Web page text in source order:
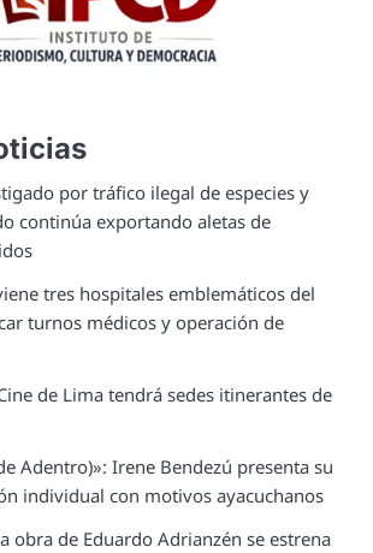
por tráfico ilegal de especies y
continúa exportando aletas de
tres hospitales emblemáticos del
turnos médicos y operación de
de Lima tendrá sedes itinerantes de
Adentro)»: Irene Bendezú presenta su
individual con motivos ayacuchanos
obra de Eduardo Adrianzén se estrena